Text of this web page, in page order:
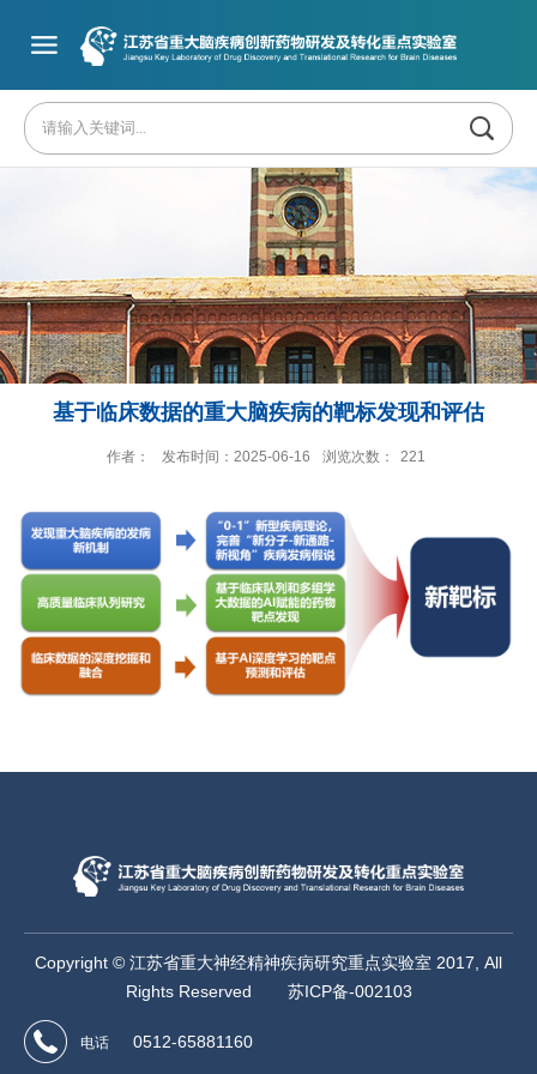
基于临床数据的重大脑疾病的靶标发现和评估
作者： 发布时间：2025-06-16 浏览次数： 221
Copyright © 江苏省重大神经精神疾病研究重点实验室 2017, All
Rights Reserved
苏ICP备-002103
电话 0512-65881160